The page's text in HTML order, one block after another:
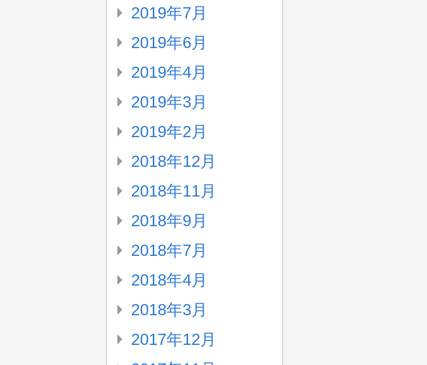
2019年7月
2019年6月
2019年4月
2019年3月
2019年2月
2018年12月
2018年11月
2018年9月
2018年7月
2018年4月
2018年3月
2017年12月